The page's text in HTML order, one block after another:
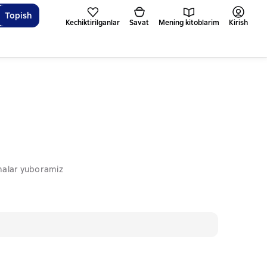
Topish
Kechiktirilganlar Savat Mening kitoblarim Kirish
yuboramiz